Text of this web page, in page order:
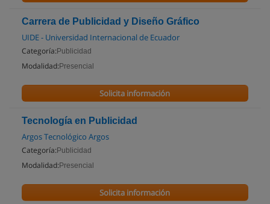
Carrera de Publicidad y Diseño Gráfico
UIDE - Universidad Internacional de Ecuador
Categoría: Publicidad
Modalidad: Presencial
Solicita información
Tecnología en Publicidad
Argos Tecnológico Argos
Categoría: Publicidad
Modalidad: Presencial
Solicita información